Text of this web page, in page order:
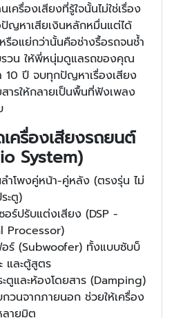
นเครื่องเสียงที่รู้ใจนั้นไม่ใช่เรื่อง
ญหาเสียเงินหลักหมื่นแต่ได้
รือแย่กว่านั้นคือช่างรื้อรถจนช้ำ
วน ให้พี่หนุ่มดูแลรถของคุณ
10 ปี จบทุกปัญหาเรื่องเสียง
ารให้กลายเป็นพื้นที่ฟังเพลง
เครื่องเสียงรถยนต์
System)
ำโพงคู่หน้า-คู่หลัง (ตรงรุ่น ไม่
ะตู)
อร์ปรับแต่งเสียง (DSP -
Processor)
ร์ (Subwoofer) ทั้งแบบซับบ็
และตู้สูตร
ตูและห้องโดยสาร (Damping)
วนจากภายนอก ช่วยให้เครื่อง
ลายมิต